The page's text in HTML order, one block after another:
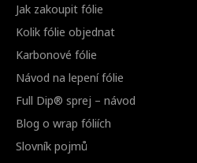
Jak zakoupit fólie
Kolik fólie objednat
Karbonové fólie
Návod na lepení fólie
Full Dip® sprej – návod
Blog o wrap fóliích
Slovník pojmů